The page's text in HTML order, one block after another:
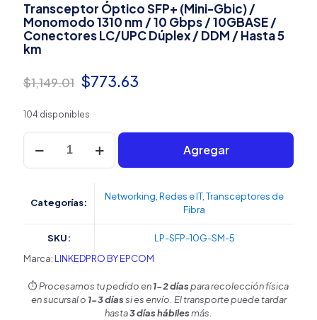
Transceptor Óptico SFP+ (Mini-Gbic) /
Monomodo 1310 nm / 10 Gbps / 10GBASE /
Conectores LC/UPC Dúplex / DDM / Hasta 5
km
$1,149.01 El
era:
$1,149.01.
$773.63
$773.63.
104 disponibles
Transceptor
Óptico
SFP+
/
Gbps
Agregar
Categorías:
Networking Redes e IT, Transceptores de
Fibra
SKU:
LP-SFP-10G-SM-5
Marca:LINKEDPRO BY EPCOM
⏱️Procesamos tu pedido en1-2 díaspara recolección física
en sucursal o 1-3 díassi es envío. El transporte puede tardar
hasta3 días hábilesmás.